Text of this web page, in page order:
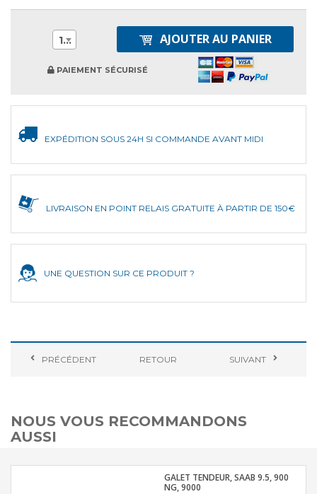
1 AJOUTER AU PANIER
PAIEMENT SÉCURISÉ
EXPÉDITION SOUS 24H SI COMMANDE AVANT MIDI
LIVRAISON EN POINT RELAIS GRATUITE À PARTIR DE 150€
UNE QUESTION SUR CE PRODUIT ?
PRÉCÉDENT RETOUR SUIVANT
NOUS VOUS RECOMMANDONS
AUSSI
GALET TENDEUR, SAAB 9.5, 900
NG, 9000